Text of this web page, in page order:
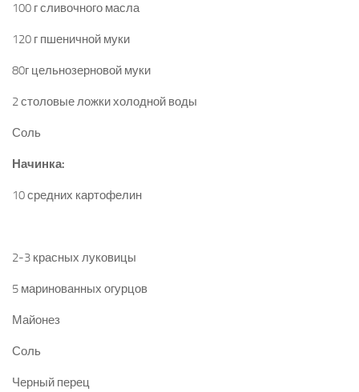
100 г сливочного масла
120 г пшеничной муки
80г цельнозерновой муки
2 столовые ложки холодной воды
Соль
Начинка:
10 средних картофелин
2-3 красных луковицы
5 маринованных огурцов
Майонез
Соль
Черный перец